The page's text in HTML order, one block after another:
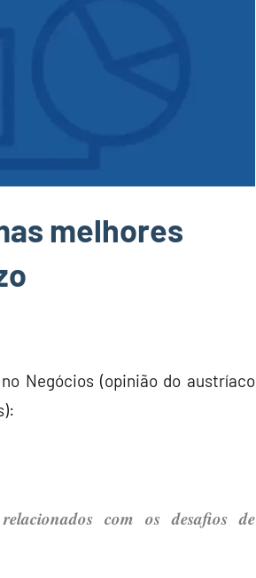
melhores
no Negócios (opinião do austríaco
com os desafios de